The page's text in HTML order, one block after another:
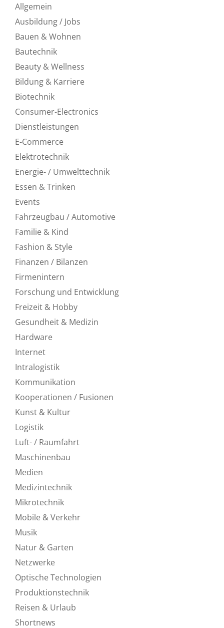
Allgemein
Ausbildung / Jobs
Bauen & Wohnen
Bautechnik
Beauty & Wellness
Bildung & Karriere
Biotechnik
Consumer-Electronics
Dienstleistungen
E-Commerce
Elektrotechnik
Energie- / Umwelttechnik
Essen & Trinken
Events
Fahrzeugbau / Automotive
Familie & Kind
Fashion & Style
Finanzen / Bilanzen
Firmenintern
Forschung und Entwicklung
Freizeit & Hobby
Gesundheit & Medizin
Hardware
Internet
Intralogistik
Kommunikation
Kooperationen / Fusionen
Kunst & Kultur
Logistik
Luft- / Raumfahrt
Maschinenbau
Medien
Medizintechnik
Mikrotechnik
Mobile & Verkehr
Musik
Natur & Garten
Netzwerke
Optische Technologien
Produktionstechnik
Reisen & Urlaub
Shortnews